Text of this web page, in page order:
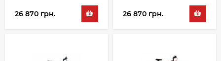
26 870 грн. 26 870 грн.